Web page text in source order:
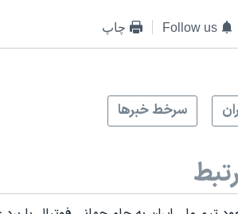
Follow us چاپ
سرخط خبرها